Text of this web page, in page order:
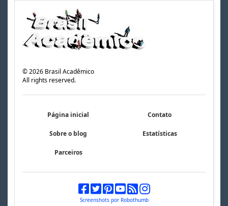
©2026 Brasil Acadêmico
All rights reserved.
Página inicial Contato
Sobre o blog Estatísticas
Parceiros
Screenshots por Robothumb